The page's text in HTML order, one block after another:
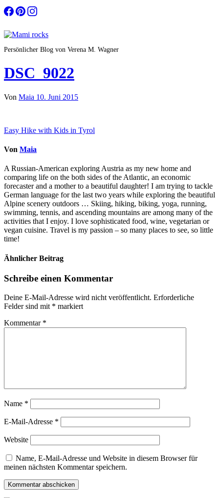
Zum
Inhalt
Persönlicher Blog von Verena M. Wagner
DSC_9022
Von Maia 10. Juni 2015
Beitragsnavigation
Easy Hike with Kids in Tyrol
Von Maia
A Russian-American exploring Austria as my new home and
comparing life on the both sides of the Atlantic, an economic
forecaster and a mother to a beautiful daughter! I am trying to tackle
German language for the last two years while exploring the beautiful
Alpine scenery outdoors … Skiing, hiking, biking, yoga, running,
swimming, tennis, and ascending mountains are among many of the
activities that I enjoy. I love sophisticated food, wine, vegetarian or
vegan cuisine. Travel is my passion – so many places to see, so little
time!
Ähnlicher Beitrag
Schreibe einen Kommentar
Deine E-Mail-Adresse wird nicht veröffentlicht. Erforderliche
Felder sind mit * markiert
Kommentar *
Name *
E-Mail-Adresse *
Website
Name, E-Mail-Adresse und Website in diesem Browser für
meinen nächsten Kommentar speichern.